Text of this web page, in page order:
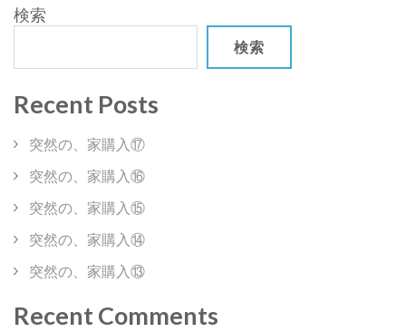
検索
検索
Recent Posts
突然の、家購入⑰
突然の、家購入⑯
突然の、家購入⑮
突然の、家購入⑭
突然の、家購入⑬
Recent Comments